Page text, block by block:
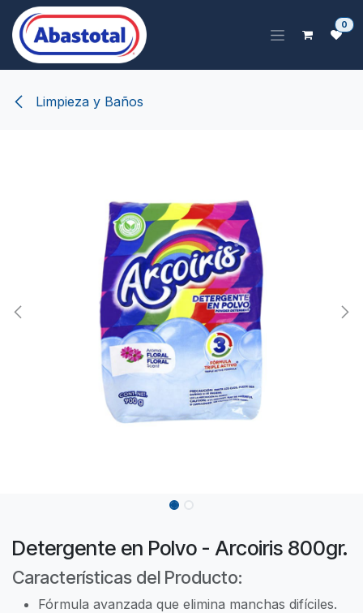
Ir al contenido
0
Limpieza y Baños
Detergente en Polvo - Arcoiris 800gr.
Características del Producto:
Fórmula avanzada que elimina manchas difíciles.